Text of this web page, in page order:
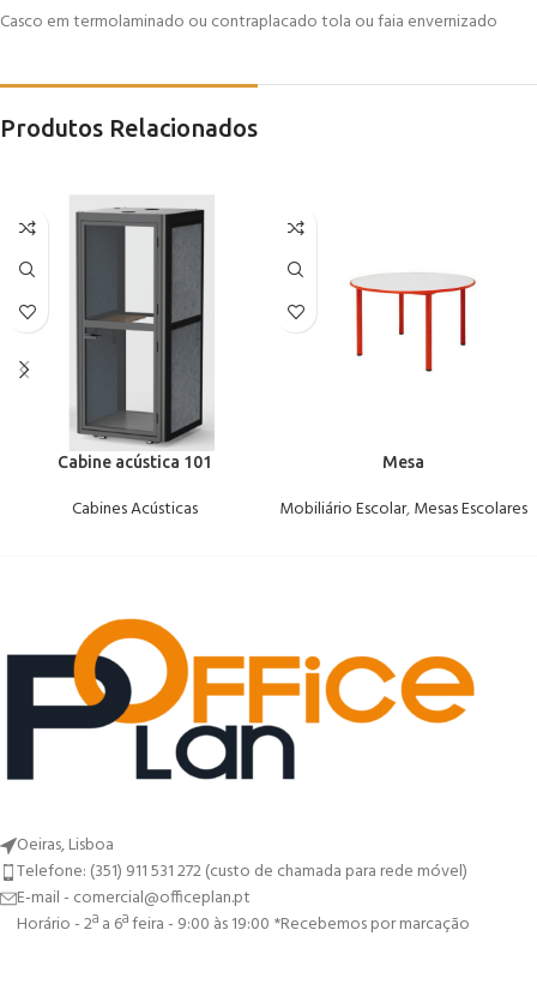
Casco em termolaminado ou contraplacado tola ou faia envernizado
Produtos Relacionados
Cabine acústica 101
Cabines Acústicas
Mesa
Mobiliário Escolar,Mesas Escolares
Oeiras, Lisboa
Telefone: (351) 911 531 272 (custo de chamada para rede móvel)
E-mail - comercial@officeplan.pt
Horário - 2ª a 6ª feira - 9:00 às 19:00 *Recebemos por marcação